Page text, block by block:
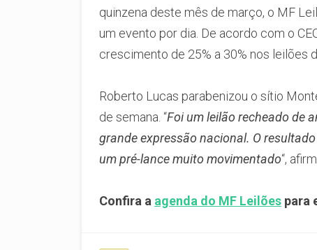
quinzena deste mês de março, o MF
um evento por dia. De acordo com o
crescimento de 25% a 30% nos leilões
Roberto Lucas parabenizou o sítio
de semana. “Foi um leilão recheado de
grande expressão nacional. O
um pré-lance muito movimentado“,
Confira a agenda do MF Leilões para